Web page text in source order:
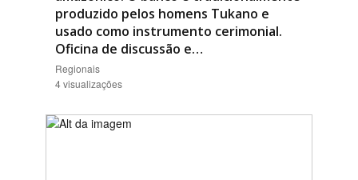
produzido pelos homens Tukano e
usado como instrumento cerimonial.
Oficina de discussão e…
Regionais
4 visualizações